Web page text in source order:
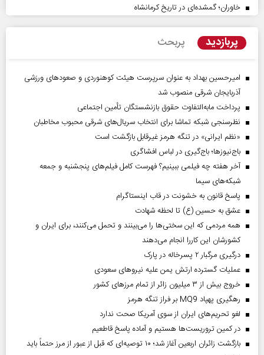
خاوران؛ گمشده‌ای در تاریخ کرمانشاه
پربازدید پربحث
امیرحسین بهداد به عنوان سرپرست هیئت کوهنوردی و صعودهای ورزشی
آذربایجان شرقی منصوب شد
پرداخت مابه‌التفاوت حقوق بازنشستگان تأمین اجتماعی
نظرسنجی شبکه تماشا برای انتخاب سریال‌های شرقی محبوب مخاطبان
«نظم ایرانی» در تنگه هرمز غیرقابل بازگشت است
باج‌نیوزها؛ باج‌گیری در لباس افشاگری
آخر هفته چه فیلمی ببینیم؟ فهرست کامل فیلم‌های پنجشنبه و جمعه
شبکه‌های سیما
پاسخ قانون به خشونت در قاب اینستاگرام
عشق به حسین (ع) تا لحظه شهادت
همه مردمی که این سختی‌ها را می‌بینند و تحمل می‌کنند، برای ایران و
کشورشان این کاررا انجام می‌دهند
درگیری مرگبار ۲ پسرخاله در پارک
عملیات گسترده ارتش یمن علیه نیروهای سعودی
خروج بیش از ۳ میلیون زائر از تمام مرز‌های کشور
رهگیری پهپاد MQ9 بر فراز تنگه هرمز
لغو تحریم‌های ایران از سوی آمریکا صحت ندارد
در کمین تروریست‌ها هستیم و آماده پاسخ قاطعیم
بازگشت زائران اربعین آغاز شد؛ ۱۰ توصیه‌ای که قبل از عبور از مرز حتماً باید